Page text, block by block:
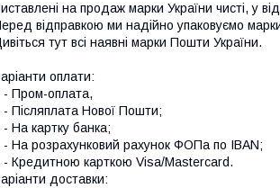
на продаж марки України чисті, у
відправкою ми надійно упаковуємо
тут всі наявні марки Пошти України.
оплати:
- Пром-оплата,
- Післяплата Нової Пошти;
- На картку банка;
- На розрахунковий рахунок ФОПа по IBAN;
- Кредитною карткою Visa/Mastercard.
доставки: